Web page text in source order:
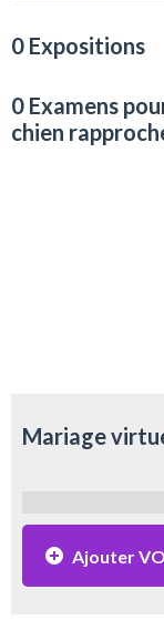
0 Expositions
0 Examens
chien
Mariage
Ajouter